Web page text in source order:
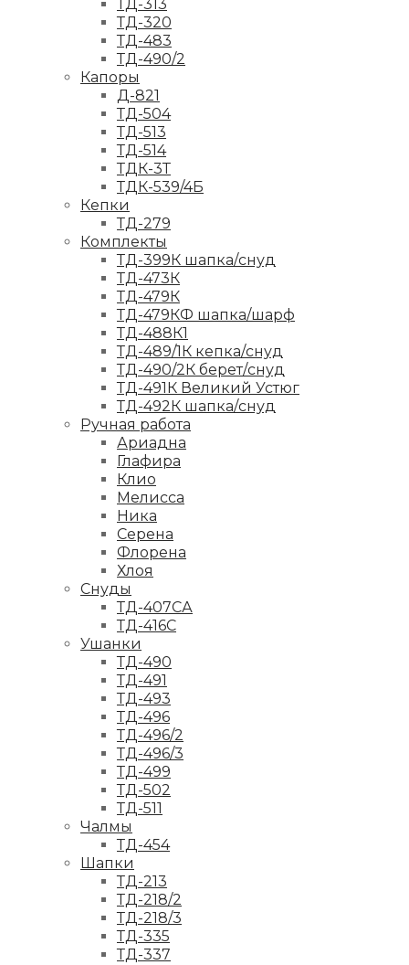
ТД-313
ТД-320
ТД-483
ТД-490/2
Капоры
Д-821
ТД-504
ТД-513
ТД-514
ТДК-3Т
ТДК-539/4Б
Кепки
ТД-279
Комплекты
ТД-399К шапка/снуд
ТД-473К
ТД-479К
ТД-479КФ шапка/шарф
ТД-488К1
ТД-489/1К кепка/снуд
ТД-490/2К берет/снуд
ТД-491К Великий Устюг
ТД-492К шапка/снуд
Ручная работа
Ариадна
Глафира
Клио
Мелисса
Ника
Серена
Флорена
Хлоя
Снуды
ТД-407СА
ТД-416С
Ушанки
ТД-490
ТД-491
ТД-493
ТД-496
ТД-496/2
ТД-496/3
ТД-499
ТД-502
ТД-511
Чалмы
ТД-454
Шапки
ТД-213
ТД-218/2
ТД-218/3
ТД-335
ТД-337